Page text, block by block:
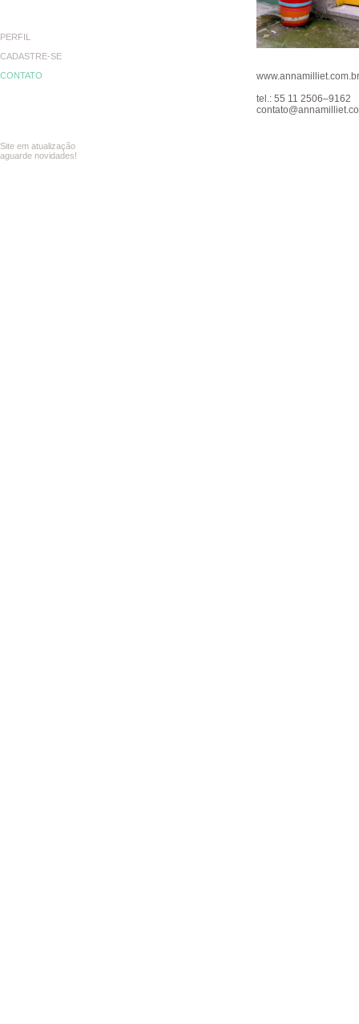
PERFIL
CADASTRE-SE
CONTATO
Site em atualização
aguarde novidades!
www.annamilliet.com.br
tel.: 55 11 2506–9162